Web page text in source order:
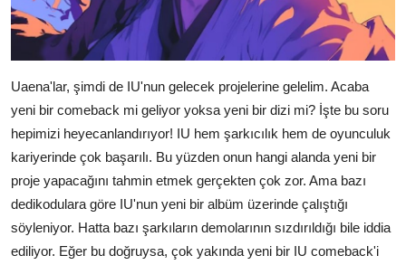
Uaena'lar, şimdi de IU'nun gelecek projelerine gelelim. Acaba
yeni bir comeback mi geliyor yoksa yeni bir dizi mi? İşte bu soru
hepimizi heyecanlandırıyor! IU hem şarkıcılık hem de oyunculuk
kariyerinde çok başarılı. Bu yüzden onun hangi alanda yeni bir
proje yapacağını tahmin etmek gerçekten çok zor. Ama bazı
dedikodulara göre IU'nun yeni bir albüm üzerinde çalıştığı
söyleniyor. Hatta bazı şarkıların demolarının sızdırıldığı bile iddia
ediliyor. Eğer bu doğruysa, çok yakında yeni bir IU comeback'i